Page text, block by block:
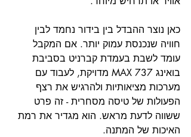
כאן נוצר ההבדל בין בידור נחמד לבין
חוויה שנכנסת עמוק יותר. אם המקבל
עומד לשבת בעמדת קברניט בסביבת
בואינג 737 MAX מדויקת, לעבוד עם
מערכות מציאותיות ולהרגיש את רצף
הפעולות של טיסה מסחרית - זה פרט
ששווה לדעת מראש. הוא מגדיר את רמת
האיכות של המתנה.